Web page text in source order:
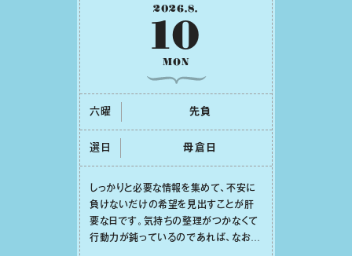
2026.8.
10
MON
六曜 先負
選日 ⺟倉⽇
しっかりと必要な情報を集めて、不安に
負けないだけの希望を⾒出すことが肝
要な⽇です。気持ちの整理がつかなくて
⾏動⼒が鈍っているのであれば、なおさ